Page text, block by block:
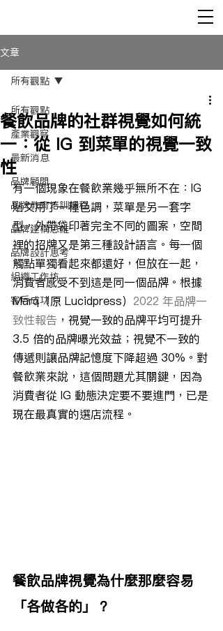
文章
所有觀點
產業觀察
最新消息
品牌顧問
品牌教育培訓課程
品牌建構思維
品牌設計思考
組織工作坊
客戶成功
所有觀點
餐飲品牌的社群視覺如何統
一：從 IG 到菜單的視覺一致
性
有一個現象在餐飲業幾乎無所不在：IG
貼文用了一種色調，菜單是另一套字
型，外帶袋印著完全不同的圖案，空間
裡的招牌又是第三種設計語言。每一個
觸點單獨看起來都還好，但放在一起，
消費者感受不到這是同一個品牌。根據
Marq（原 Lucidpress） 2022 年品牌一
致性報告 ，視覺一致的品牌平均可提升
3.5 倍的品牌曝光效益；視覺不一致的
傳遞則讓品牌記憶度下降超過 30%。對
餐飲業來說，這個問題尤其關鍵，因為
消費者從 IG 動態決定要不要進門，已是
現在最真實的選店流程。
餐飲品牌視覺為什麼那麼容易
「各做各的」？